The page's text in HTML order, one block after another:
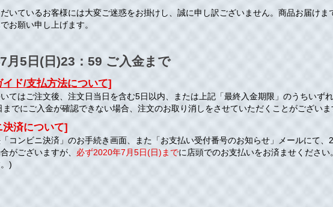
いているお客様には大変ご迷惑をお掛けし、誠に申し訳ございません。商品お届けま
お願い申し上げます。
月5日(日)23：59 ご入金まで
イド/支払方法について]
てはご注文後、注文日当日を含む5日以内、または上記「最終入金期限」のうちいず
までにご入金が確認できない場合、注文のお取り消しをさせていただくことがございま
済について]
コンビニ決済」のお手続き画面、また「お支払い受付番号のお知らせ」メールにて
がございますが、 必ず2020年7月5日(日)までに店頭でのお支払いをお済ませくださ
)